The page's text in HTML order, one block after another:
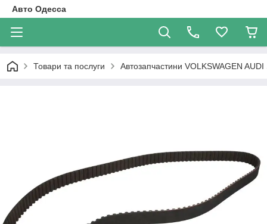
Авто Одесса
Товари та послуги Автозапчастини VOLKSWAGEN AUDI